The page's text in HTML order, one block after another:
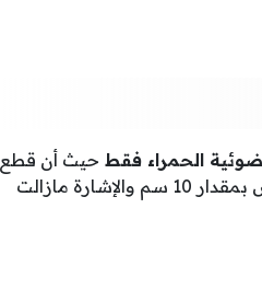
الحمراء فقط حيث أن قطع
الإشارة الصفراء لا يعتبر مخالفة، وتجدر الملاحظة أن قطع المركبة للخط الأبيض بمقدار 10 سم والإشارة مازالت